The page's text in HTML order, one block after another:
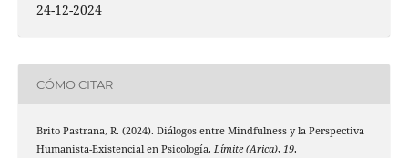
24-12-2024
CÓMO CITAR
Brito Pastrana, R. (2024). Diálogos entre Mindfulness y la Perspectiva
Humanista-Existencial en Psicología. Límite (Arica), 19.